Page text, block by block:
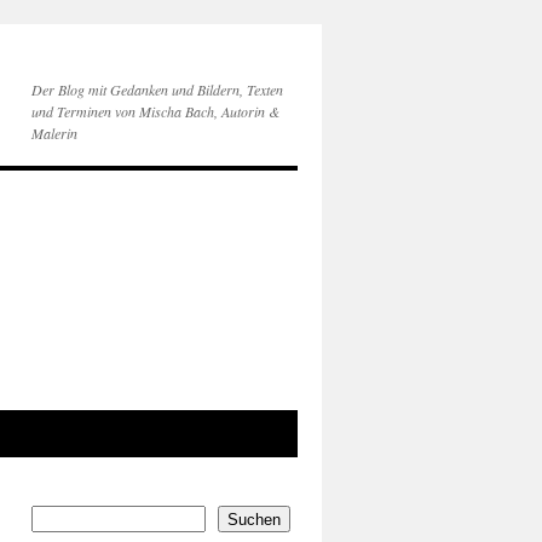
Der Blog mit Gedanken und Bildern, Texten
und Terminen von Mischa Bach, Autorin &
Malerin
Suchen